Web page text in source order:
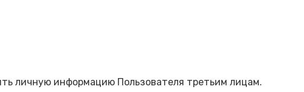
личную информацию Пользователя третьим лицам.